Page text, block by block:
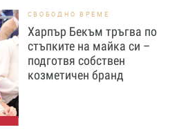
СВОБОДНО ВРЕМЕ
Харпър Бекъм тръгва по
стъпките на майка си –
подготвя собствен
козметичен бранд